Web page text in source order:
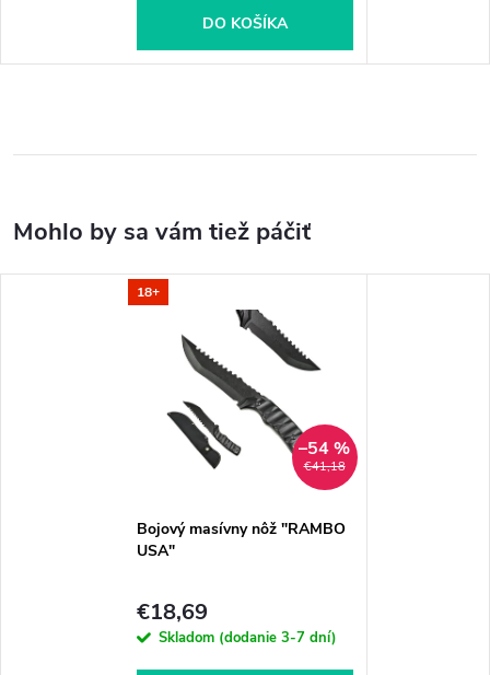
DO KOŠÍKA
18+
€41,18
–54 %
Bojový masívny nôž "RAMBO
USA"
€18,69
Skladom (dodanie 3-7 dní)